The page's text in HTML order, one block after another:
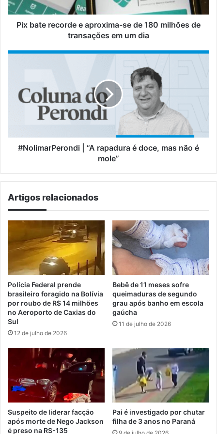
180
milhões
um
Pix bate recorde e aproxima-se de 180 milhões de
transações em um dia
#NolimarPerondi
doce,
é
mole”#NolimarPerondi | “A rapadura é doce, mas não é
mole”
Artigos relacionados
Polícia Federal prende
brasileiro foragido na Bolívia
por roubo de R$ 14 milhões
no Aeroporto de Caxias do
Sul
12 de julho de 2026
Bebê de 11 meses sofre
queimaduras de segundo
grau após banho em escola
gaúcha
11 de julho de 2026
Suspeito de liderar facção
após morte de Nego Jackson
é preso na RS-135
Pai é investigado por chutar
filha de 3 anos no Paraná